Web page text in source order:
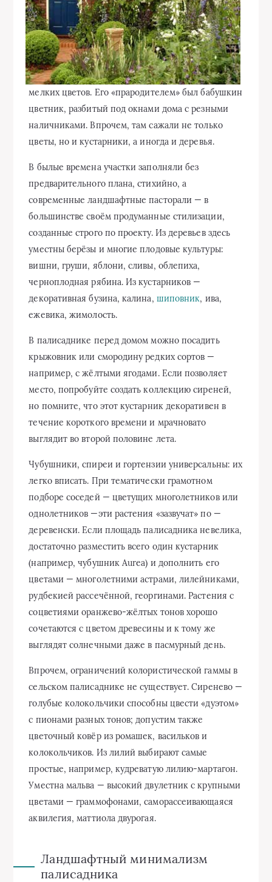
мелких цветов. Его «прародителем» был бабушкин
цветник, разбитый под окнами дома с резными
наличниками. Впрочем, там сажали не только
цветы, но и кустарники, а иногда и деревья.
В былые времена участки заполняли без
предварительного плана, стихийно, а
современные ландшафтные пасторали — в
большинстве своём продуманные стилизации,
созданные строго по проекту. Из деревьев здесь
уместны берёзы и многие плодовые культуры:
вишни, груши, яблони, сливы, облепиха,
черноплодная рябина. Из кустарников —
декоративная бузина, калина, шиповник, ива,
ежевика, жимолость.
В палисаднике перед домом можно посадить
крыжовник или смородину редких сортов —
например, с жёлтыми ягодами. Если позволяет
место, попробуйте создать коллекцию сиреней,
но помните, что этот кустарник декоративен в
течение короткого времени и мрачновато
выглядит во второй половине лета.
Чубушники, спиреи и гортензии универсальны: их
легко вписать. При тематически грамотном
подборе соседей — цветущих многолетников или
однолетников —эти растения «зазвучат» по —
деревенски. Если площадь палисадника невелика,
достаточно разместить всего один кустарник
(например, чубушник Aurea) и дополнить его
цветами — многолетними астрами, лилейниками,
рудбекией рассечённой, георгинами. Растения с
соцветиями оранжево-жёлтых тонов хорошо
сочетаются с цветом древесины и к тому же
выглядят солнечными даже в пасмурный день.
Впрочем, ограничений колористической гаммы в
сельском палисаднике не существует. Сиренево —
голубые колокольчики способны цвести «дуэтом»
с пионами разных тонов; допустим также
цветочный ковёр из ромашек, васильков и
колокольчиков. Из лилий выбирают самые
простые, например, кудреватую лилию-мартагон.
Уместна мальва — высокий двулетник с крупными
цветами — граммофонами, саморассеивающаяся
аквилегия, маттиола двурогая.
Ландшафтный минимализм
палисадника